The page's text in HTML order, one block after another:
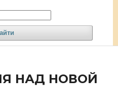
НАД НОВОЙ